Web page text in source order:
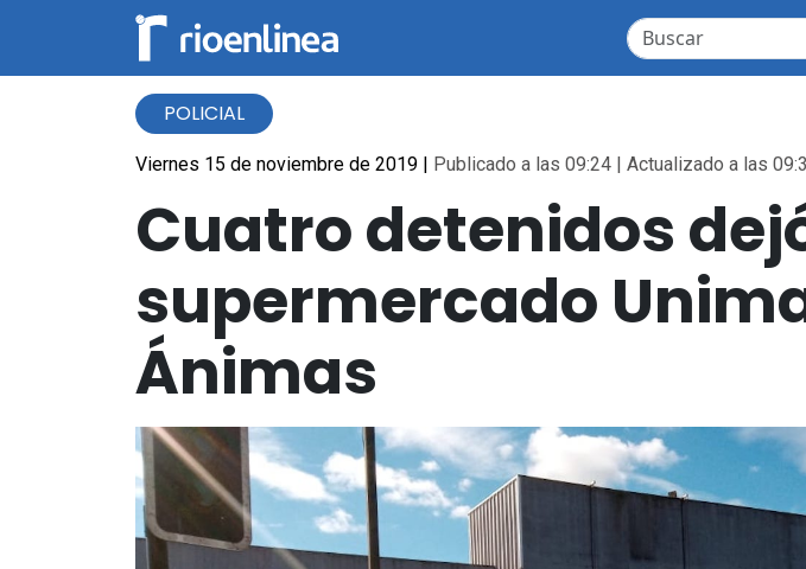
POLICIAL
Viernes 15 de noviembre de 2019 | Publicado a las 09:24 | Actualizado a las
Cuatro detenidos
supermercado
Ánimas